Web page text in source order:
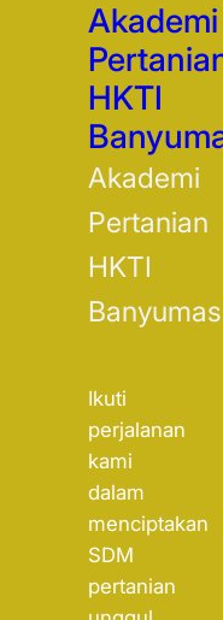
Akademi
HKTI
Akademi
Pertanian
HKTI
Banyumas
Ikuti
perjalanan
kami
dalam
menciptakan
SDM
pertanian